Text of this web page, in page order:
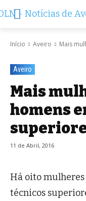
Início Aveiro Mais
Aveiro
Mais
homens
11 de Abril, 2016
Há oito mulheres
técnicos